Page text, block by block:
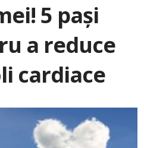
5 pași
a reduce
cardiace